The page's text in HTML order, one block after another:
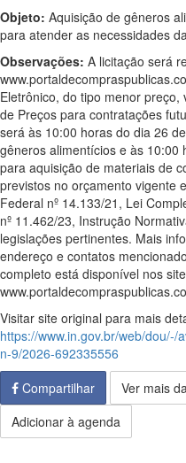
Objeto: Aquisição de gêneros
para atender as necessidades
Observações: A licitação será
Eletrônico, do tipo menor
de Preços para contratações
será às 10:00 horas do dia 26
gêneros alimentícios e às 10:00
para aquisição de materiais de
previstos no orçamento vigente
Federal nº 14.133/21, Lei
nº 11.462/23, Instrução
legislações pertinentes. Mais
endereço e contatos
completo está disponível nos
Visitar site original para mais
https://www.in.gov.br/web/
n-9/2026-692335556
Compartilhar
Ver mais
Adicionar à agenda